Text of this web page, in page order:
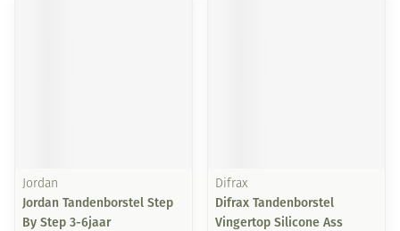
Jordan
Jordan Tandenborstel Step
By Step 3-6jaar
Difrax
Difrax Tandenborstel
Vingertop Silicone Ass